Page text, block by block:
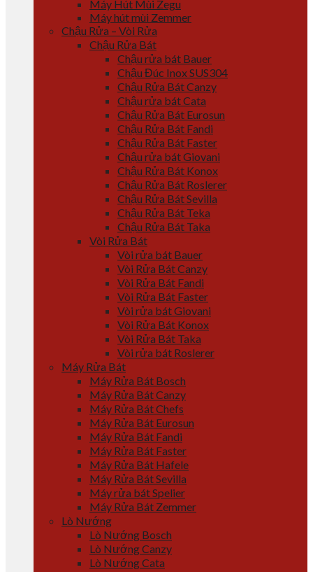
Máy Hút Mùi Zegu
Máy hút mùi Zemmer
Chậu Rửa – Vòi Rửa
Chậu Rửa Bát
Chậu rửa bát Bauer
Chậu Đúc Inox SUS304
Chậu Rửa Bát Canzy
Chậu rửa bát Cata
Chậu Rửa Bát Eurosun
Chậu Rửa Bát Fandi
Chậu Rửa Bát Faster
Chậu rửa bát Giovani
Chậu Rửa Bát Konox
Chậu Rửa Bát Roslerer
Chậu Rửa Bát Sevilla
Chậu Rửa Bát Teka
Chậu Rửa Bát Taka
Vòi Rửa Bát
Vòi rửa bát Bauer
Vòi Rửa Bát Canzy
Vòi Rửa Bát Fandi
Vòi Rửa Bát Faster
Vòi rửa bát Giovani
Vòi Rửa Bát Konox
Vòi Rửa Bát Taka
Vòi rửa bát Roslerer
Máy Rửa Bát
Máy Rửa Bát Bosch
Máy Rửa Bát Canzy
Máy Rửa Bát Chefs
Máy Rửa Bát Eurosun
Máy Rửa Bát Fandi
Máy Rửa Bát Faster
Máy Rửa Bát Hafele
Máy Rửa Bát Sevilla
Máy rửa bát Spelier
Máy Rửa Bát Zemmer
Lò Nướng
Lò Nướng Bosch
Lò Nướng Canzy
Lò Nướng Cata